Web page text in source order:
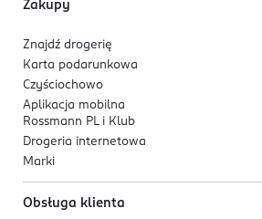
Zakupy
Znajdź drogerię
Karta podarunkowa
Czyściochowo
Aplikacja mobilna
Rossmann PL i Klub
Drogeria internetowa
Marki
Obsługa klienta